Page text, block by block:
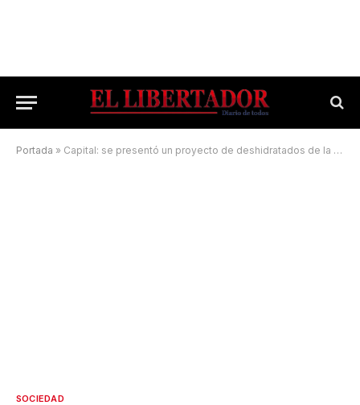
Portada » Capital: se presentó un proyecto de deshidratados de la cadena frutihortícola
SOCIEDAD